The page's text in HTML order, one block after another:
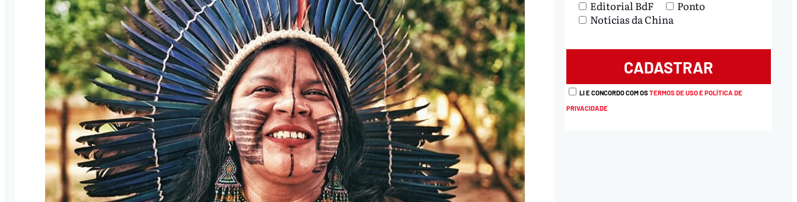
Editorial BdF
Ponto
Notícias da China
LI E CONCORDO COM OSTERMOS DE USO E POLÍTICA DE
PRIVACIDADE